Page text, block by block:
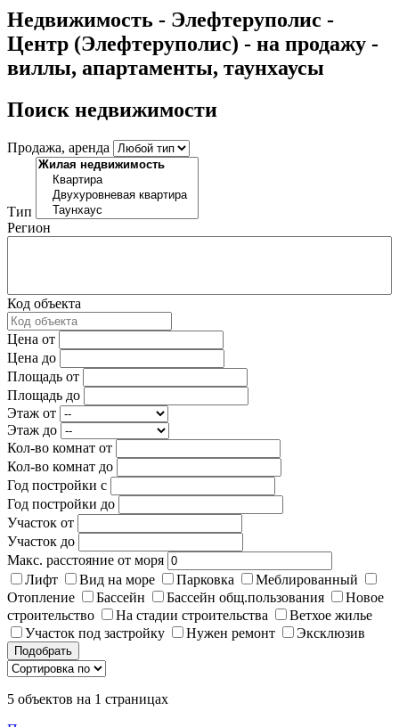
Недвижимость - Элефтеруполис -
Центр (Элефтеруполис) - на продажу -
виллы, апартаменты, таунхаусы
Поиск недвижимости
Продажа, аренда
Тип
Регион
Код объекта
Цена от
Цена до
Площадь от
Площадь до
Этаж от
Этаж до
Кол-во комнат от
Кол-во комнат до
Год постройки с
Год постройки до
Участок от
Участок до
Макс. расстояние от моря
Лифт
Вид на море Парковка
Меблированный
Отопление
Бассейн Бассейн общ.пользования
Новое
строительство
На стадии строительства
Ветхое жилье
Участок под застройку
Нужен ремонт Эксклюзив
Подобрать
5 объектов на 1 страницах